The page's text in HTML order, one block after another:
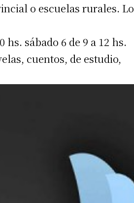
o escuelas rurales. Lo
hs. sábado 6 de 9 a 12 hs.
cuentos, de estudio,